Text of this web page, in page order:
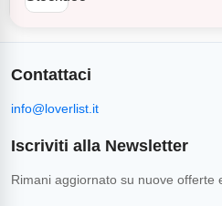
Contattaci
info@loverlist.it
Iscriviti alla Newsletter
Rimani aggiornato su nuove offerte